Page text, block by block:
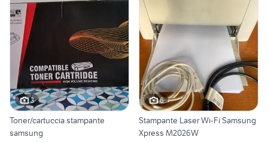
3
Toner/cartuccia stampante
samsung
6
Stampante Laser Wi-Fi Samsung
Xpress M2026W